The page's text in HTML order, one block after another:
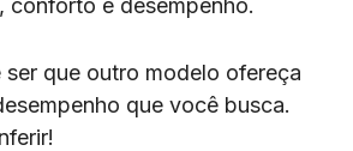
conforto e desempenho.
que outro modelo ofereça
que você busca.